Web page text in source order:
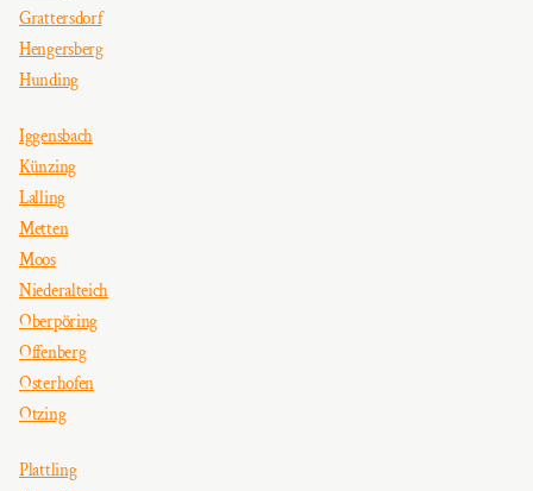
Grattersdorf
Hengersberg
Hunding
Iggensbach
Künzing
Lalling
Metten
Moos
Niederalteich
Oberpöring
Offenberg
Osterhofen
Otzing
Plattling